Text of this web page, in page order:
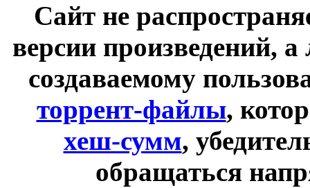
Сайт не
версии произведений,
создаваемому
торрент-файлы,
хеш-сумм,
обращаться